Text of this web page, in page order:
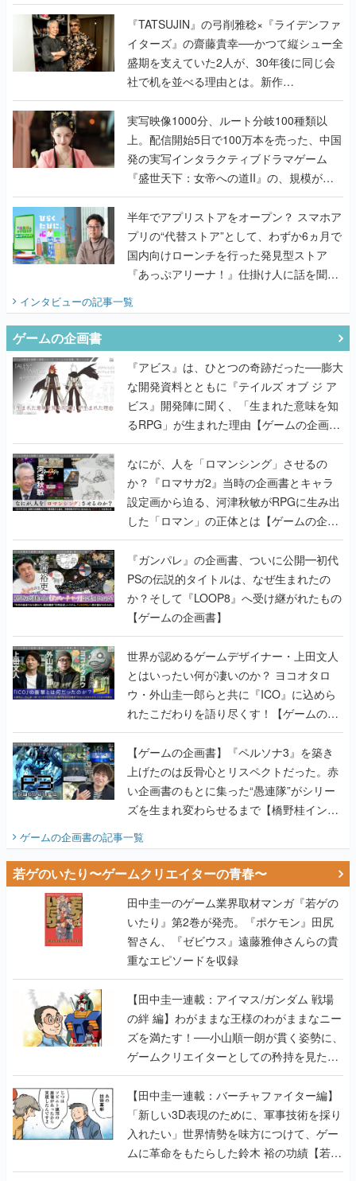
で作り込まれた理由を両ディレクターに聞
く
『TATSUJIN』の弓削雅稔×『ライデンファ
イターズ』の齋藤貴幸──かつて縦シュー全
盛期を支えていた2人が、30年後に同じ会
社で机を並べる理由とは。新作
『TATSUJIN EXTREME』で初タッグを組
んだレジェンド2人に訊く開発秘話
実写映像1000分、ルート分岐100種類以
上。配信開始5日で100万本を売った、中国
発の実写インタラクティブドラマゲーム
『盛世天下：女帝への道II』の、規模が違
うこだわりをプロデューサーに聞いた
半年でアプリストアをオープン？ スマホア
プリの“代替ストア”として、わずか6ヵ月で
国内向けローンチを行った発見型ストア
『あっぷアリーナ！』仕掛け人に話を聞い
てみた
インタビューの記事一覧
ゲームの企画書
『アビス』は、ひとつの奇跡だった──膨大
な開発資料とともに『テイルズ オブ ジ ア
ビス』開発陣に聞く、「生まれた意味を知
るRPG」が生まれた理由【ゲームの企画
書】
なにが、人を「ロマンシング」させるの
か？『ロマサガ2』当時の企画書とキャラ
設定画から迫る、河津秋敏がRPGに生み出
した「ロマン」の正体とは【ゲームの企画
書】
『ガンパレ』の企画書、ついに公開━初代
PSの伝説的タイトルは、なぜ生まれたの
か？そして『LOOP8』へ受け継がれたもの
【ゲームの企画書】
世界が認めるゲームデザイナー・上田文人
とはいったい何が凄いのか？ ヨコオタロ
ウ・外山圭一郎らと共に『ICO』に込めら
れたこだわりを語り尽くす！【ゲームの企
画書】
【ゲームの企画書】『ペルソナ3』を築き
上げたのは反骨心とリスペクトだった。赤
い企画書のもとに集った“愚連隊”がシリー
ズを生まれ変わらせるまで【橋野桂インタ
ビュー】
ゲームの企画書の記事一覧
若ゲのいたり〜ゲームクリエイターの青春〜
田中圭一のゲーム業界取材マンガ『若ゲの
いたり』第2巻が発売。『ポケモン』田尻
智さん、『ゼビウス』遠藤雅伸さんらの貴
重なエピソードを収録
【田中圭一連載：アイマス/ガンダム 戦場
の絆 編】わがままな王様のわがままなニー
ズを満たす！──小山順一朗が貫く姿勢に、
ゲームクリエイターとしての矜持を見た
【若ゲのいたり最終回】
【田中圭一連載：バーチャファイター編】
「新しい3D表現のために、軍事技術を採り
入れたい」世界情勢を味方につけて、ゲー
ムに革命をもたらした鈴木 裕の功績【若ゲ
のいたり】